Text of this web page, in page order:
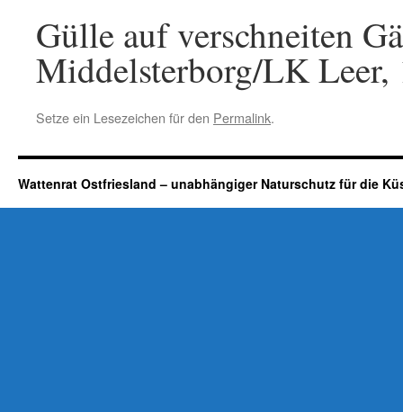
Gülle auf verschneiten
Middelsterborg/LK Leer,
Setze ein Lesezeichen für den Permalink.
Wattenrat Ostfriesland – unabhängiger Naturschutz für die